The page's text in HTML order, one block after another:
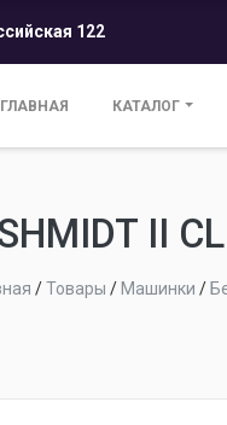
122
ГЛАВНАЯ КАТАЛОГ
SHMIDT
/Товары / Машинки /